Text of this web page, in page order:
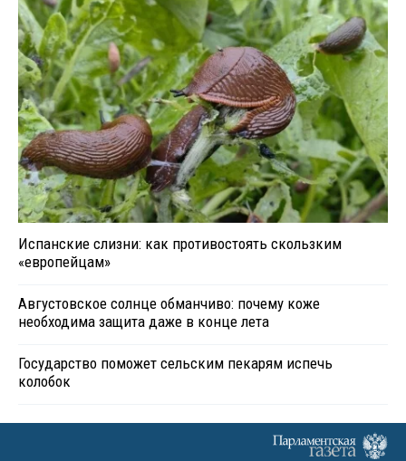
Испанские слизни: как противостоять скользким
«европейцам»
Августовское солнце обманчиво: почему коже
необходима защита даже в конце лета
Государство поможет сельским пекарям испечь
колобок